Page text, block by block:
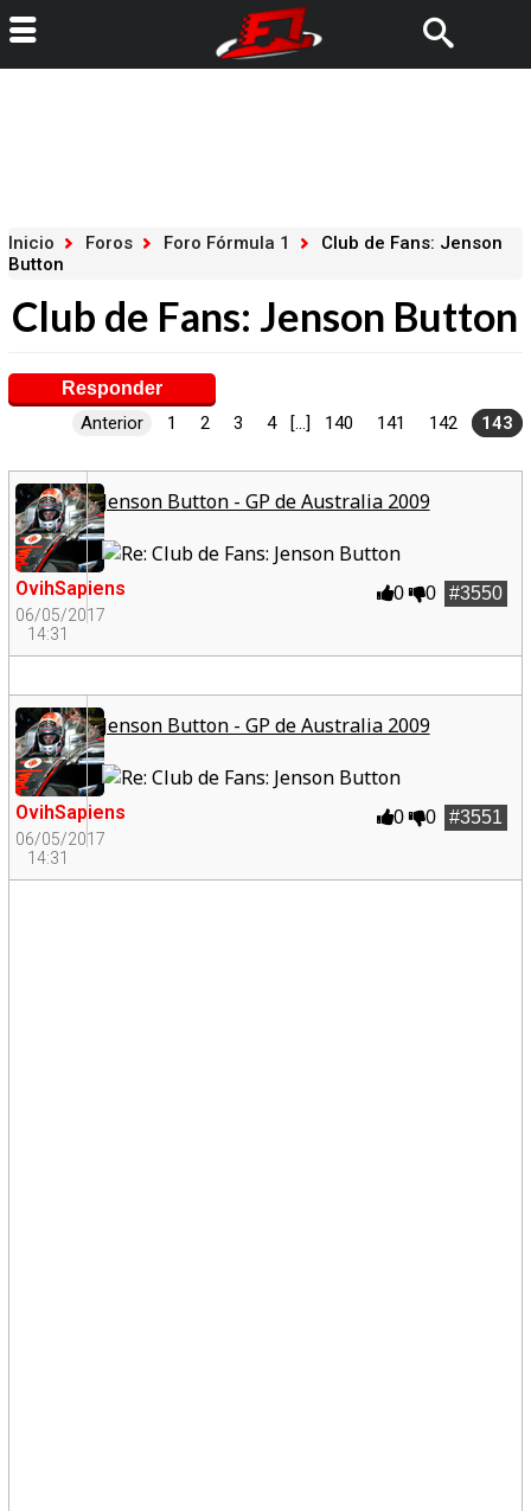
Inicio Foros Foro Fórmula 1
Club de Fans: Jenson
Button
Club de Fans: Jenson Button
Responder
Anterior 1 2 3 4 [...] 140 141 142 143
OvihSapiens
06/05/2017
14:31
Jenson Button - GP de Australia 2009
#3550
0 0
OvihSapiens
06/05/2017
14:31
Jenson Button - GP de Australia 2009
#3551
0 0